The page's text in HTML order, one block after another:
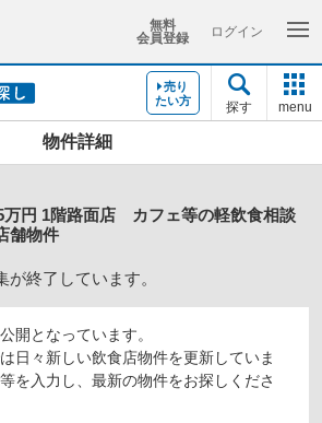
無料
会員登録
ログイン
売り
たい方
探す menu
物件詳細
万円 1階路面店 カフェ等の軽飲食相談
舗物件
終了しています。
開となっています。
日々新しい飲食店物件を更新していま
を入力し、最新の物件をお探しくださ